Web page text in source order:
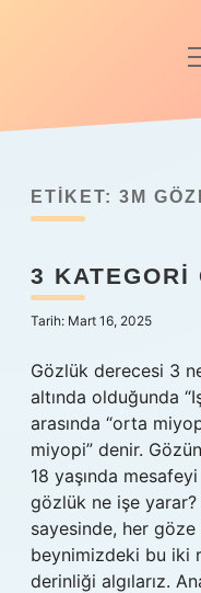
Anasayfa
Yasal Uyarı
Hakkımızda
ETIKET: 3M
3 KATEGORI
Tarih: Mart 16, 2025
Gözlük derecesi 3
altında olduğunda
arasında “orta
miyopi” denir.
18 yaşında
gözlük ne işe
sayesinde, her
beynimizdeki bu iki
derinliği algılarız.